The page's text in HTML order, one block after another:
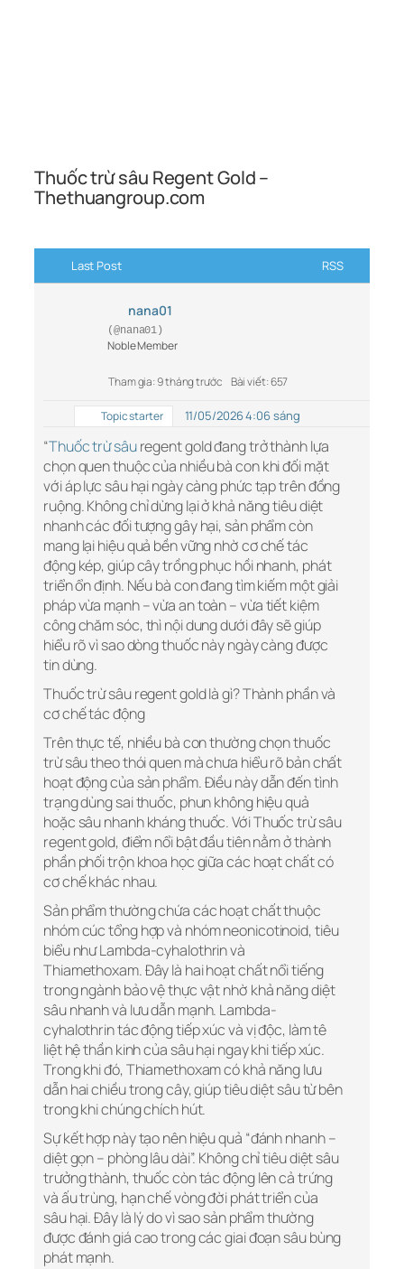
Thuốc trừ sâu Regent Gold –
Thethuangroup.com
Last Post RSS
nana01
(@nana01)
Noble Member
Tham gia: 9 tháng trước Bài viết: 657
Topic starter 11/05/2026 4:06 sáng
“Thuốc trừ sâuregent gold đang trở thành lựa
chọn quen thuộc của nhiều bà con khi đối mặt
với áp lực sâu hại ngày càng phức tạp trên đồng
ruộng. Không chỉ dừng lại ở khả năng tiêu diệt
nhanh các đối tượng gây hại, sản phẩm còn
mang lại hiệu quả bền vững nhờ cơ chế tác
động kép, giúp cây trồng phục hồi nhanh, phát
triển ổn định. Nếu bà con đang tìm kiếm một giải
pháp vừa mạnh – vừa an toàn – vừa tiết kiệm
công chăm sóc, thì nội dung dưới đây sẽ giúp
hiểu rõ vì sao dòng thuốc này ngày càng được
tin dùng.
Thuốc trừ sâu regent gold là gì? Thành phần và
cơ chế tác động
Trên thực tế, nhiều bà con thường chọn thuốc
trừ sâu theo thói quen mà chưa hiểu rõ bản chất
hoạt động của sản phẩm. Điều này dẫn đến tình
trạng dùng sai thuốc, phun không hiệu quả
hoặc sâu nhanh kháng thuốc. Với Thuốc trừ sâu
regent gold, điểm nổi bật đầu tiên nằm ở thành
phần phối trộn khoa học giữa các hoạt chất có
cơ chế khác nhau.
Sản phẩm thường chứa các hoạt chất thuộc
nhóm cúc tổng hợp và nhóm neonicotinoid, tiêu
biểu như Lambda-cyhalothrin và
Thiamethoxam. Đây là hai hoạt chất nổi tiếng
trong ngành bảo vệ thực vật nhờ khả năng diệt
sâu nhanh và lưu dẫn mạnh. Lambda-
cyhalothrin tác động tiếp xúc và vị độc, làm tê
liệt hệ thần kinh của sâu hại ngay khi tiếp xúc.
Trong khi đó, Thiamethoxam có khả năng lưu
dẫn hai chiều trong cây, giúp tiêu diệt sâu từ bên
trong khi chúng chích hút.
Sự kết hợp này tạo nên hiệu quả “đánh nhanh –
diệt gọn – phòng lâu dài”. Không chỉ tiêu diệt sâu
trưởng thành, thuốc còn tác động lên cả trứng
và ấu trùng, hạn chế vòng đời phát triển của
sâu hại. Đây là lý do vì sao sản phẩm thường
được đánh giá cao trong các giai đoạn sâu bùng
phát mạnh.